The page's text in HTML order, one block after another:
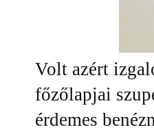
Volt azért
főzőlapjai
érdemes